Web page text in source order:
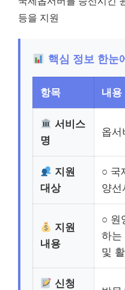
등을 지원
핵심 정보 한눈
항목 내용
서비스
명
옵서
지원
대상
○ 국
양선
지원
내용
○ 원
하는
및
신청